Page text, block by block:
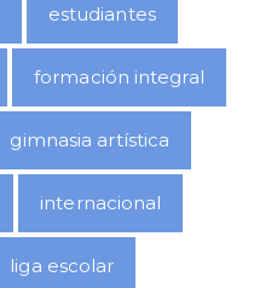
estudiantes
formación integral
gimnasia artística
internacional
liga escolar